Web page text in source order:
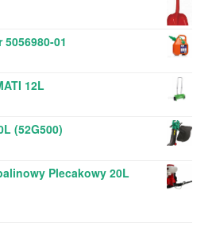
5056980-01
12L
(52G500)
Plecakowy 20L